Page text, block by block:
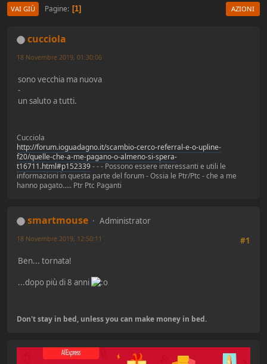
VAI GIÙ Pagine 1 AZIONI
cucciola
18 Novembre 2019, 01:30:06
sono vecchia ma nuova
-
un saluto a tutti.
Cucciola
http://forum.ioguadagno.it/scambio-cerco-referral-e-o-upline-
f20/quelle-che-a-me-pagano-o-almeno-si-spera-
t16711.html#p152339- - - Possono essere interessanti e utili le
informazioni in questa parte del forum - Ossia le Ptr/Ptc - che a me
hanno pagato..... Ptr Ptc Paganti
smartmouse
Administrator
#1
18 Novembre 2019, 12:50:11
Ben... tornata!
...dopo più di 8 anni
Don't stay in bed, unless you can make money in bed.